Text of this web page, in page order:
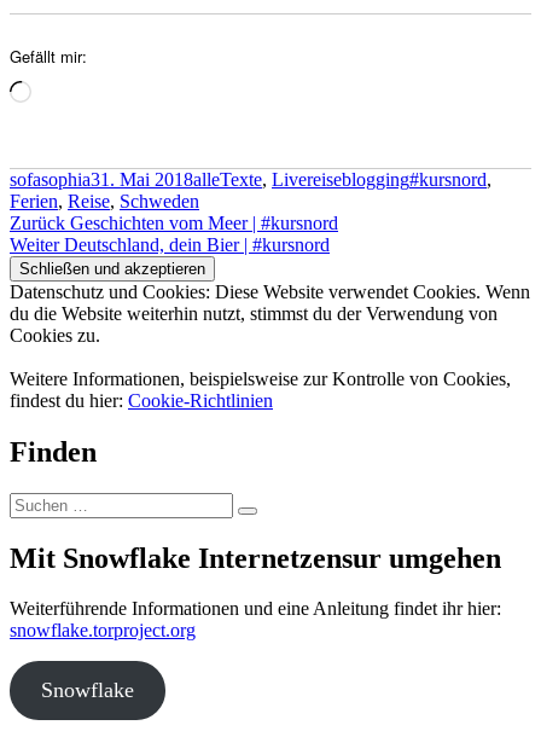
Gefällt mir:
Wird
Autor
sofasophiaVeröffentlicht
am
31. Mai 2018Kategorien
alleTexte, LivereisebloggingSchlagwörter
#kursnord,
Ferien, Reise, Schweden
Beitragsnavigation
Zurück Vorheriger
Beitrag:
Geschichten vom Meer | #kursnord
Weiter Nächster
Beitrag:
Deutschland, dein Bier | #kursnord
Datenschutz und Cookies: Diese Website verwendet Cookies. Wenn
du die Website weiterhin nutzt, stimmst du der Verwendung von
Cookies zu.
Weitere Informationen, beispielsweise zur Kontrolle von Cookies,
findest du hier: Cookie-Richtlinien
Finden
Suchen
nach:
Suchen
Mit Snowflake Internetzensur umgehen
Weiterführende Informationen und eine Anleitung findet ihr hier:
snowflake.torproject.org
Snowflake